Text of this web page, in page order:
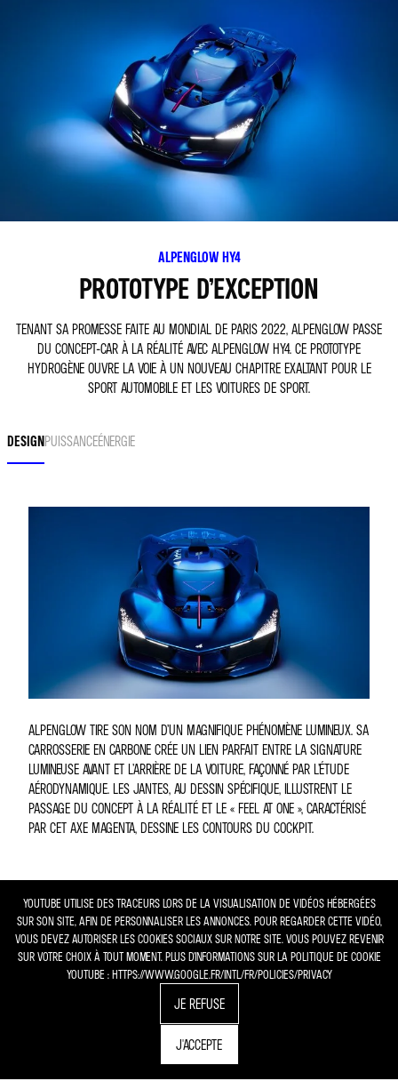
ALPENGLOW HY4
PROTOTYPE D’EXCEPTION
TENANT SA PROMESSE FAITE AU MONDIAL DE PARIS 2022, ALPENGLOW PASSE
DU CONCEPT-CAR À LA RÉALITÉ AVEC ALPENGLOW HY4. CE PROTOTYPE
HYDROGÈNE OUVRE LA VOIE À UN NOUVEAU CHAPITRE EXALTANT POUR LE
SPORT AUTOMOBILE ET LES VOITURES DE SPORT.
DESIGNPUISSANCEÉNERGIE
ALPENGLOW TIRE SON NOM D’UN MAGNIFIQUE PHÉNOMÈNE LUMINEUX. SA
CARROSSERIE EN CARBONE CRÉE UN LIEN PARFAIT ENTRE LA SIGNATURE
LUMINEUSE AVANT ET L’ARRIÈRE DE LA VOITURE, FAÇONNÉ PAR L’ÉTUDE
AÉRODYNAMIQUE. LES JANTES, AU DESSIN SPÉCIFIQUE, ILLUSTRENT LE
PASSAGE DU CONCEPT À LA RÉALITÉ ET LE « FEEL AT ONE », CARACTÉRISÉ
PAR CET AXE MAGENTA, DESSINE LES CONTOURS DU COCKPIT.
YOUTUBE UTILISE DES TRACEURS LORS DE LA VISUALISATION DE VIDÉOS HÉBERGÉES
SUR SON SITE, AFIN DE PERSONNALISER LES ANNONCES. POUR REGARDER CETTE VIDÉO,
VOUS DEVEZ AUTORISER LES COOKIES SOCIAUX SUR NOTRE SITE. VOUS POUVEZ REVENIR
SUR VOTRE CHOIX À TOUT MOMENT. PLUS D'INFORMATIONS SUR LA POLITIQUE DE COOKIE
YOUTUBE : HTTPS://WWW.GOOGLE.FR/INTL/FR/POLICIES/PRIVACY
JE REFUSE
J'ACCEPTE